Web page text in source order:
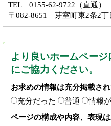
TEL 0155-62-9722（直通）
〒082-8651 芽室町東2条2丁
より良いホームペー
にご協力ください。
お求めの情報は充分掲載さ
充分だった
普通
情報
ページの構成や内容、表現